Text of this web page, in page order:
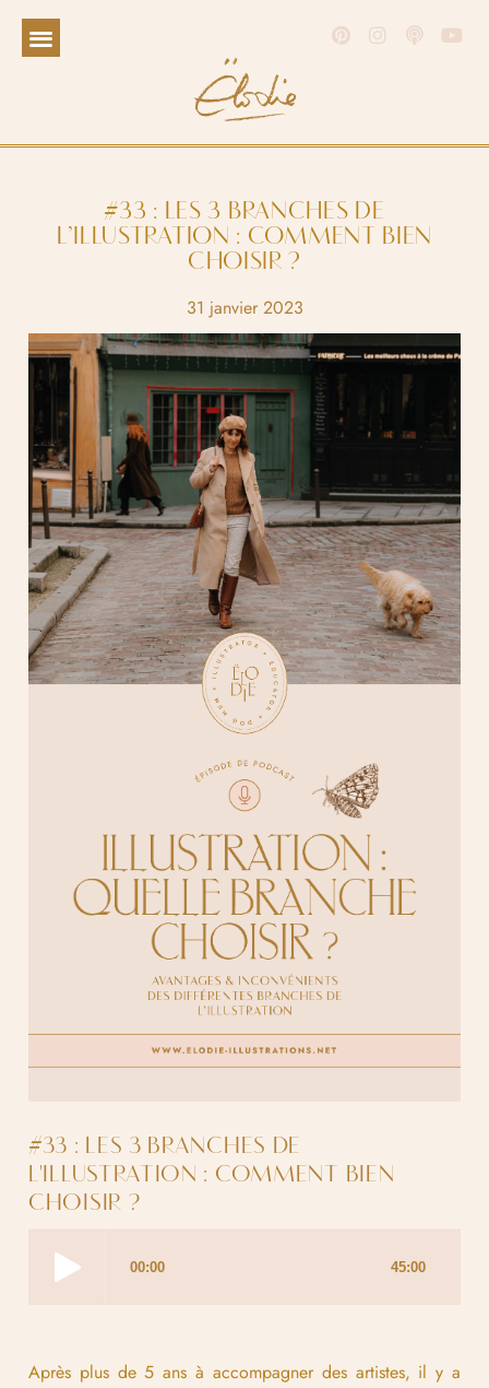
#33 : LES 3 BRANCHES DE
L’ILLUSTRATION : COMMENT BIEN
CHOISIR ?
31 janvier 2023
#33 : LES 3 BRANCHES DE
L'ILLUSTRATION : COMMENT BIEN
CHOISIR ?
Après plus de 5 ans à accompagner des artistes, il y a